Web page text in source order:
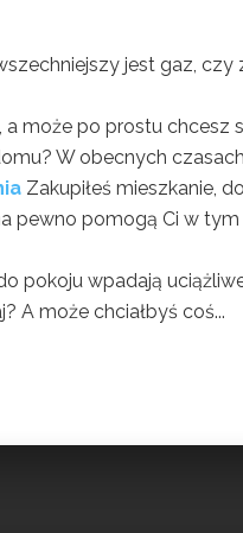
jest gaz, czy
a może po prostu chcesz
W obecnych czasach
Zakupiłeś mieszkanie,
pewno pomogą Ci w
pokoju wpadają
A może chciałbyś coś...